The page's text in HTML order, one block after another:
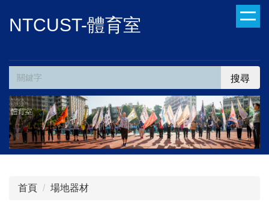
到
內
區
NTCUST-體育室
搜尋
首頁 場地器材